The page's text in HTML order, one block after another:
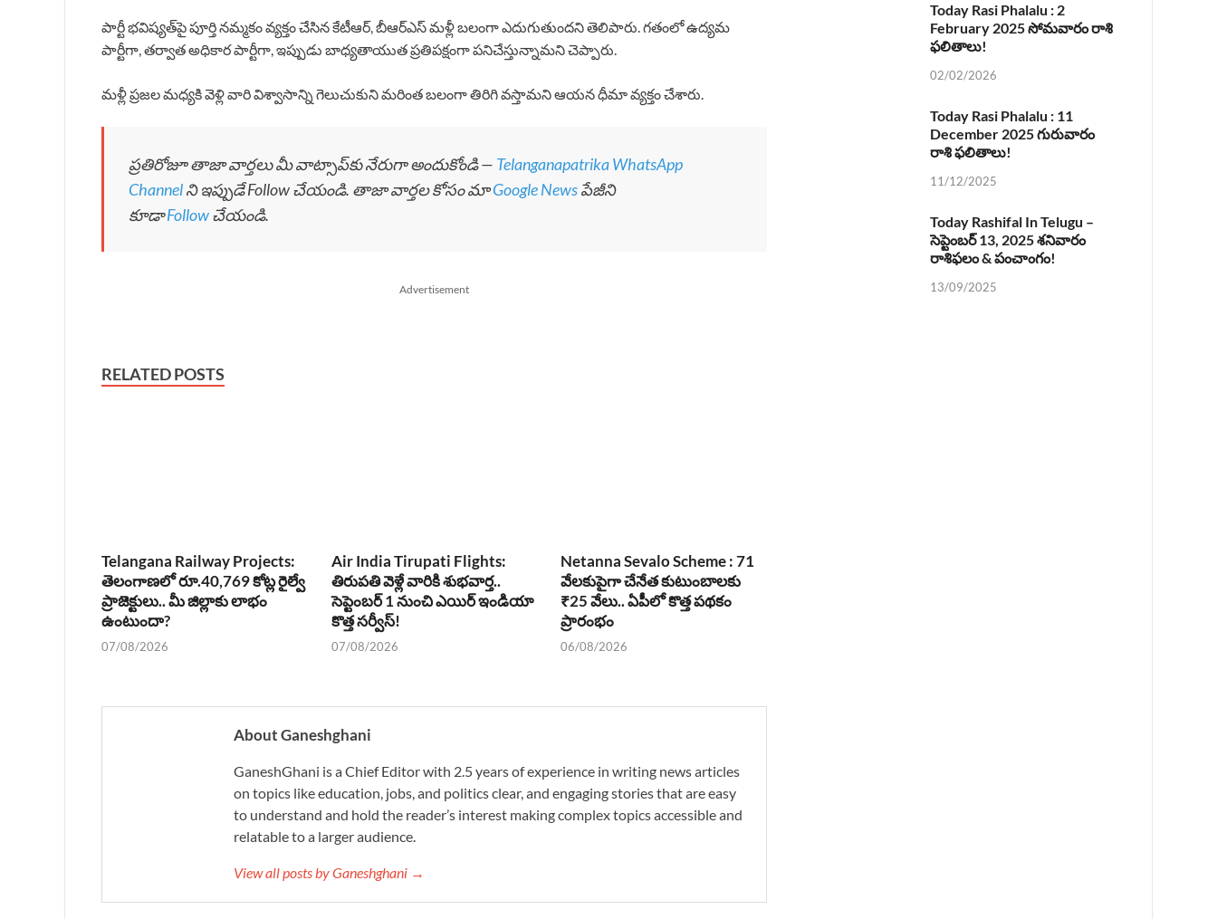
పార్టీ భవిష్యత్‌పై పూర్తి నమ్మకం వ్యక్తం చేసిన కేటీఆర్, బీఆర్‌ఎస్ మళ్లీ బలంగా ఎదుగుతుందని తెలిపారు. గతంలో ఉద్యమ
పార్టీగా, తర్వాత అధికార పార్టీగా, ఇప్పుడు బాధ్యతాయుత ప్రతిపక్షంగా పనిచేస్తున్నామని చెప్పారు.
మళ్లీ ప్రజల మధ్యకి వెళ్లి వారి విశ్వాసాన్ని గెలుచుకుని మరింత బలంగా తిరిగి వస్తామని ఆయన ధీమా వ్యక్తం చేశారు.
ప్రతిరోజూ తాజా వార్తలు మీ వాట్సాప్‌కు నేరుగా అందుకోండి — Telanganapatrika WhatsApp
Channelని ఇప్పుడే Follow చేయండి. తాజా వార్తల కోసం మాGoogle Newsపేజీని
కూడాFollowచేయండి.
Advertisement
RELATED POSTS
Telangana Railway Projects:
తెలంగాణలో రూ.40,769 కోట్ల రైల్వే
ప్రాజెక్టులు.. మీ జిల్లాకు లాభం
ఉంటుందా?
07/08/2026
Air India Tirupati Flights:
తిరుపతి వెళ్లే వారికి శుభవార్త..
సెప్టెంబర్ 1 నుంచి ఎయిర్ ఇండియా
కొత్త సర్వీస్!
07/08/2026
Netanna Sevalo Scheme : 71
వేలకుపైగా చేనేత కుటుంబాలకు
₹25 వేలు.. ఏపీలో కొత్త పథకం
ప్రారంభం
06/08/2026
About Ganeshghani
GaneshGhani is a Chief Editor with 2.5 years of experience in writing news articles
on topics like education, jobs, and politics clear, and engaging stories that are easy
to understand and hold the reader’s interest making complex topics accessible and
relatable to a larger audience.
View all posts by Ganeshghani →
Today Rasi Phalalu : 2
February 2025 సోమవారం రాశి
ఫలితాలు!
02/02/2026
Today Rasi Phalalu : 11
December 2025 గురువారం
రాశి ఫలితాలు!
11/12/2025
Today Rashifal In Telugu –
సెప్టెంబర్ 13, 2025 శనివారం
రాశిఫలం & పంచాంగం!
13/09/2025